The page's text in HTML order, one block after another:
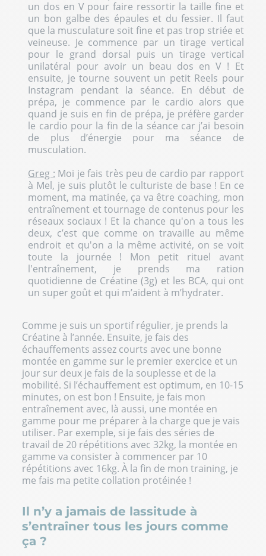
un dos en V pour faire ressortir la taille fine et
un bon galbe des épaules et du fessier. Il faut
que la musculature soit fine et pas trop striée et
veineuse. Je commence par un tirage vertical
pour le grand dorsal puis un tirage vertical
unilatéral pour avoir un beau dos en V ! Et
ensuite, je tourne souvent un petit Reels pour
Instagram pendant la séance. En début de
prépa, je commence par le cardio alors que
quand je suis en fin de prépa, je préfère garder
le cardio pour la fin de la séance car j’ai besoin
de plus d’énergie pour ma séance de
musculation.
Greg : Moi je fais très peu de cardio par rapport
à Mel, je suis plutôt le culturiste de base ! En ce
moment, ma matinée, ça va être coaching, mon
entraînement et tournage de contenus pour les
réseaux sociaux ! Et la chance qu'on a tous les
deux, c’est que comme on travaille au même
endroit et qu'on a la même activité, on se voit
toute la journée ! Mon petit rituel avant
l'entraînement, je prends ma ration
quotidienne de Créatine (3g) et les BCA, qui ont
un super goût et qui m’aident à m’hydrater.
Comme je suis un sportif régulier, je prends la
Créatine à l’année. Ensuite, je fais des
échauffements assez courts avec une bonne
montée en gamme sur le premier exercice et un
jour sur deux je fais de la souplesse et de la
mobilité. Si l’échauffement est optimum, en 10-15
minutes, on est bon ! Ensuite, je fais mon
entraînement avec, là aussi, une montée en
gamme pour me préparer à la charge que je vais
utiliser. Par exemple, si je fais des séries de
travail de 20 répétitions avec 32kg, la montée en
gamme va consister à commencer par 10
répétitions avec 16kg. À la fin de mon training, je
me fais ma petite collation protéinée !
Il n’y a jamais de lassitude à
s’entraîner tous les jours comme
ça ?